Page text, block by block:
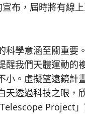
布，屆時將有線
學意涵至關重要
我們天體運動的
。虛擬望遠鏡計
天透過科技之眼
Project」